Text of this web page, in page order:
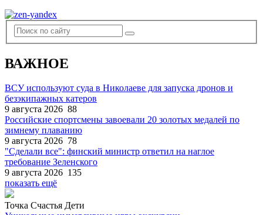
ВАЖНОЕ
ВСУ используют суда в Николаеве для запуска дронов и
безэкипажных катеров
9 августа 2026 88
Российские спортсмены завоевали 20 золотых медалей по
зимнему плаванию
9 августа 2026 78
"Сделали все": финский министр ответил на наглое
требование Зеленского
9 августа 2026 135
показать ещё
Точка Счастья Дети